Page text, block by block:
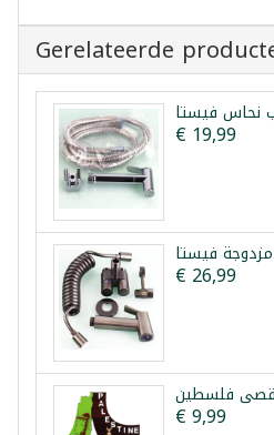
Gerelateerde
€ 19,99
€ 26,99
فلسطين
€ 9,99